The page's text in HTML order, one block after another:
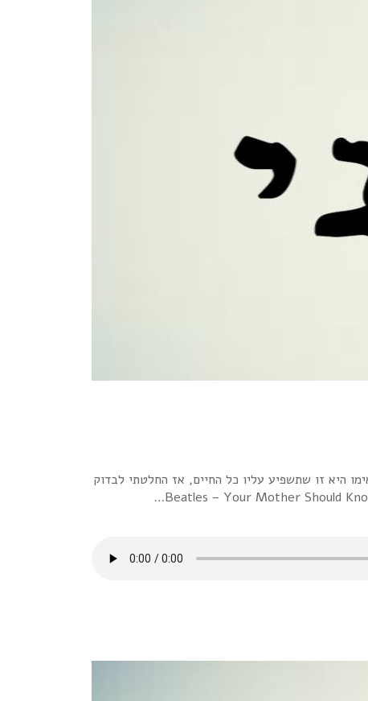
היא זו שתשפיע עליו כל החיים, אז החלטתי לבדוק